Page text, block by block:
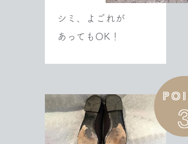
シミ、よごれが
あってもOK！